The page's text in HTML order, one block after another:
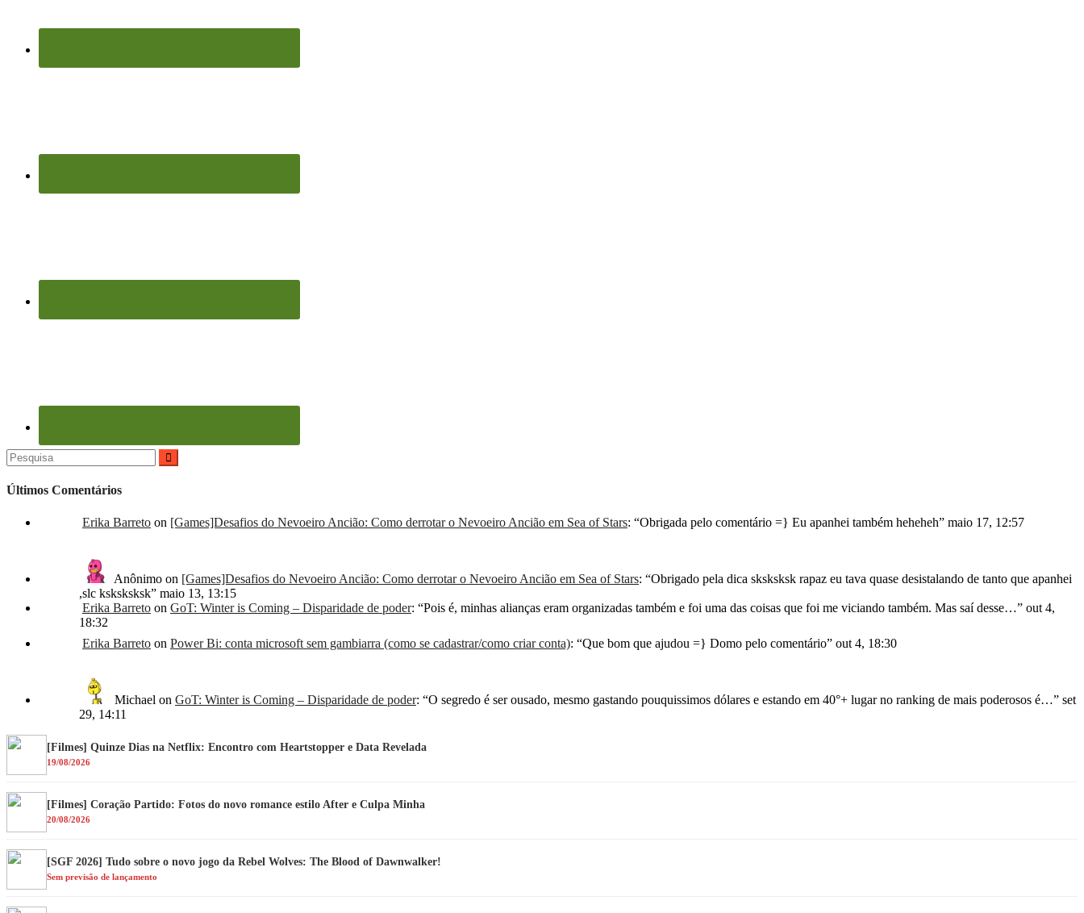
Pesquisar
por:
Últimos Comentários
Erika Barreto on [Games]Desafios do Nevoeiro Ancião: Como derrotar o Nevoeiro Ancião em Sea of Stars: “Obrigada pelo comentário =} Eu apanhei também heheheh” maio 17, 12:57
Anônimo on [Games]Desafios do Nevoeiro Ancião: Como derrotar o Nevoeiro Ancião em Sea of Stars: “Obrigado pela dica sksksksk rapaz eu tava quase desistalando de tanto que apanhei
,slc ksksksksk” maio 13, 13:15
Erika Barreto on GoT: Winter is Coming – Disparidade de poder: “Pois é, minhas alianças eram organizadas também e foi uma das coisas que foi me viciando também. Mas saí desse…” out 4,
18:32
Erika Barreto on Power Bi: conta microsoft sem gambiarra (como se cadastrar/como criar conta): “Que bom que ajudou =} Domo pelo comentário” out 4, 18:30
Michael on GoT: Winter is Coming – Disparidade de poder: “O segredo é ser ousado, mesmo gastando pouquissimos dólares e estando em 40°+ lugar no ranking de mais poderosos é…” set
29, 14:11
[Filmes] Quinze Dias na Netflix: Encontro com Heartstopper e Data Revelada
19/08/2026
[Filmes] Coração Partido: Fotos do novo romance estilo After e Culpa Minha
20/08/2026
[SGF 2026] Tudo sobre o novo jogo da Rebel Wolves: The Blood of Dawnwalker!
Sem previsão de lançamento